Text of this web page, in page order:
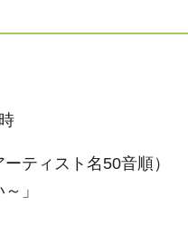
ティスト名50音順）
」